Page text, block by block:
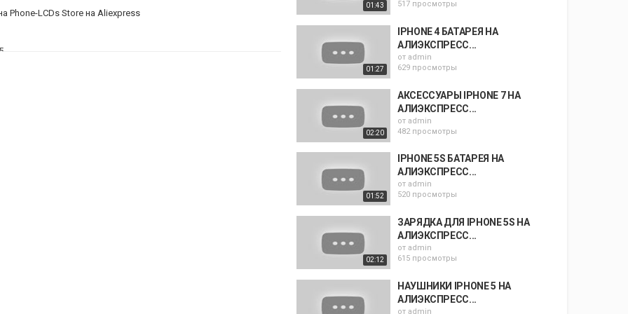
Phone-LCDs Store на Aliexpress
01:43 517 просмотры
01:27
IPHONE 4 БАТАРЕЯ НА
АЛИЭКСПРЕСС...
от admin
629 просмотры
02:20
АКСЕССУАРЫ IPHONE 7 НА
АЛИЭКСПРЕСС...
от admin
482 просмотры
01:52
IPHONE 5S БАТАРЕЯ НА
АЛИЭКСПРЕСС...
от admin
520 просмотры
02:12
ЗАРЯДКА ДЛЯ IPHONE 5S НА
АЛИЭКСПРЕСС...
от admin
615 просмотры
НАУШНИКИ IPHONE 5 НА
АЛИЭКСПРЕСС...
от admin